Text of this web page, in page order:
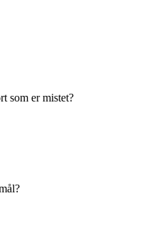
som er mistet?